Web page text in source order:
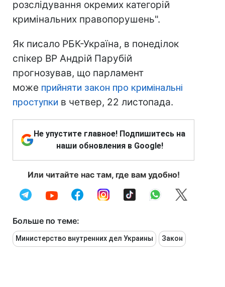
розслідування окремих категорій
кримінальних правопорушень".
Як писало РБК-Україна, в понеділок
спікер ВР Андрій Парубій
прогнозував, що парламент
може прийняти закон про кримінальні
проступки в четвер, 22 листопада.
Не упустите главное! Подпишитесь на
наши обновления в Google!
Или читайте нас там, где вам удобно!
Больше по теме:
Министерство внутренних дел Украины Закон